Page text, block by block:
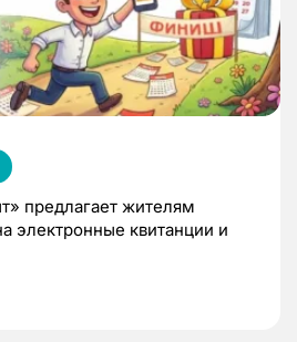
предлагает жителям
электронные квитанции и